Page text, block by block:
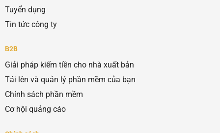
Tuyển dụng
Tin tức công ty
B2B
Giải pháp kiếm tiền cho nhà xuất bản
Tải lên và quản lý phần mềm của bạn
Chính sách phần mềm
Cơ hội quảng cáo